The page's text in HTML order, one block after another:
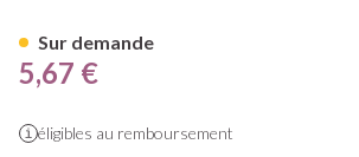
5,67 €
éligibles au remboursement
Sur demande